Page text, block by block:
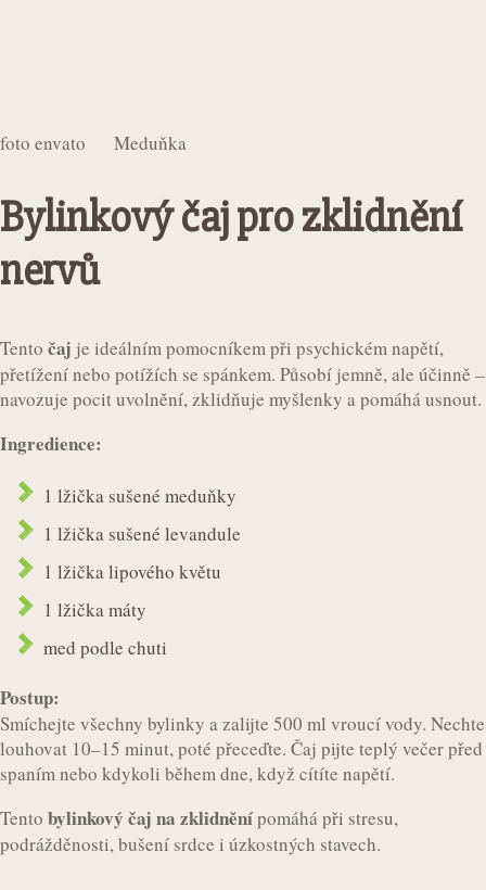
foto envato Meduňka
Bylinkový čaj pro zklidnění
nervů
Tento čaj je ideálním pomocníkem při psychickém napětí,
přetížení nebo potížích se spánkem. Působí jemně, ale účinně –
navozuje pocit uvolnění, zklidňuje myšlenky a pomáhá usnout.
Ingredience:
1 lžička sušené meduňky
1 lžička sušené levandule
1 lžička lipového květu
1 lžička máty
med podle chuti
Postup:
Smíchejte všechny bylinky a zalijte 500 ml vroucí vody. Nechte
louhovat 10–15 minut, poté přeceďte. Čaj pijte teplý večer před
spaním nebo kdykoli během dne, když cítíte napětí.
Tento bylinkový čaj na zklidněnípomáhá při stresu,
podrážděnosti, bušení srdce i úzkostných stavech.